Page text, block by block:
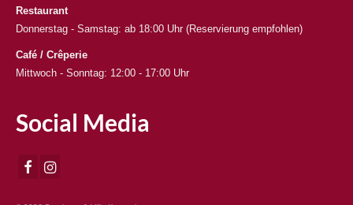
Restaurant
Donnerstag - Samstag: ab 18:00 Uhr (Reservierung empfohlen)
Café / Crêperie
Mittwoch - Sonntag: 12:00 - 17:00 Uhr
Social Media